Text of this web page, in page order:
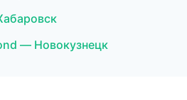
— Новокузнецк